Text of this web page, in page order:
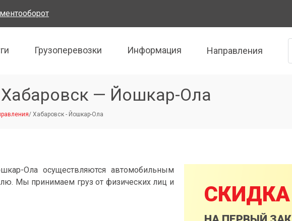
Грузоперевозки Информация Направления
Хабаровск — Йошкар-Ола
/ Хабаровск - Йошкар-Ола
Ола осуществляются автомобильным
Мы принимаем груз от физических лиц и
СКИДКА